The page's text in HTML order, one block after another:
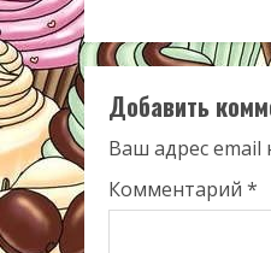
Добавить
Ваш адрес email
Комментарий *